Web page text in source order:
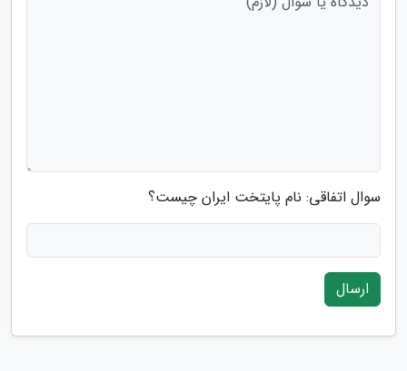
سوال اتفاقی: نام پایتخت ایران چیست؟
ارسال